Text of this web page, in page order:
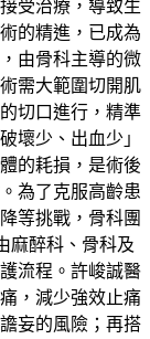
受治療，導致生
的精進，已成為
由骨科主導的微
需大範圍切開肌
切口進行，精準
壞少、出血少」
的耗損，是術後
為了克服高齡患
等挑戰，骨科團
麻醉科、骨科及
流程。許峻誠醫
，減少強效止痛
妄的風險；再搭